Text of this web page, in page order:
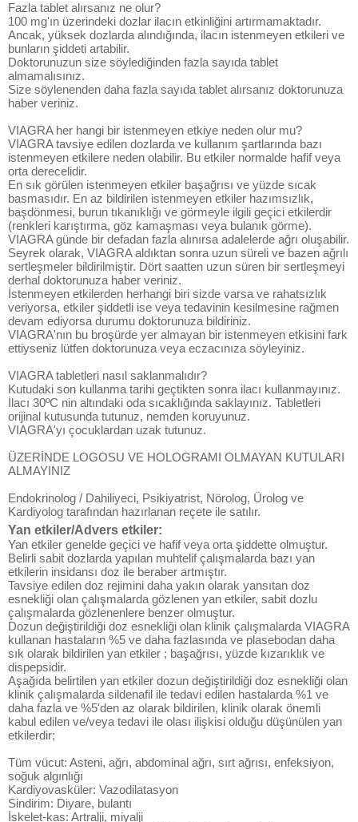
Fazla tablet alırsanız ne olur?
100 mg'ın üzerindeki dozlar ilacın etkinliğini artırmamaktadır.
Ancak, yüksek dozlarda alındığında, ilacın istenmeyen etkileri ve
bunların şiddeti artabilir.
Doktorunuzun size söylediğinden fazla sayıda tablet
almamalısınız.
Size söylenenden daha fazla sayıda tablet alırsanız doktorunuza
haber veriniz.
VIAGRA her hangi bir istenmeyen etkiye neden olur mu?
VIAGRA tavsiye edilen dozlarda ve kullanım şartlarında bazı
istenmeyen etkilere neden olabilir. Bu etkiler normalde hafif veya
orta derecelidir.
En sık görülen istenmeyen etkiler başağrısı ve yüzde sıcak
basmasıdır. En az bildirilen istenmeyen etkiler hazımsızlık,
başdönmesi, burun tıkanıklığı ve görmeyle ilgili geçici etkilerdir
(renkleri karıştırma, göz kamaşması veya bulanık görme).
VIAGRA günde bir defadan fazla alınırsa adalelerde ağrı oluşabilir.
Seyrek olarak, VIAGRA aldıktan sonra uzun süreli ve bazen ağrılı
sertleşmeler bildirilmiştir. Dört saatten uzun süren bir sertleşmeyi
derhal doktorunuza haber veriniz.
İstenmeyen etkilerden herhangi biri sizde varsa ve rahatsızlık
veriyorsa, etkiler şiddetli ise veya tedavinin kesilmesine rağmen
devam ediyorsa durumu doktorunuza bildiriniz.
VIAGRA'nın bu broşürde yer almayan bir istenmeyen etkisini fark
ettiyseniz lütfen doktorunuza veya eczacınıza söyleyiniz.
VIAGRA tabletleri nasıl saklanmalıdır?
Kutudaki son kullanma tarihi geçtikten sonra ilacı kullanmayınız.
İlacı 30ºC nin altındaki oda sıcaklığında saklayınız. Tabletleri
orijinal kutusunda tutunuz, nemden koruyunuz.
VIAGRA'yı çocuklardan uzak tutunuz.
ÜZERİNDE LOGOSU VE HOLOGRAMI OLMAYAN KUTULARI
ALMAYINIZ
Endokrinolog / Dahiliyeci, Psikiyatrist, Nörolog, Ürolog ve
Kardiyolog tarafından hazırlanan reçete ile satılır.
Yan etkiler/Advers etkiler:
Yan etkiler genelde geçici ve hafif veya orta şiddette olmuştur.
Belirli sabit dozlarda yapılan muhtelif çalışmalarda bazı yan
etkilerin insidansı doz ile beraber artmıştır.
Tavsiye edilen doz rejimini daha yakın olarak yansıtan doz
esnekliği olan çalışmalarda gözlenen yan etkiler, sabit dozlu
çalışmalarda gözlenenlere benzer olmuştur.
Dozun değiştirildiği doz esnekliği olan klinik çalışmalarda VIAGRA
kullanan hastaların %5 ve daha fazlasında ve plasebodan daha
sık olarak bildirilen yan etkiler ; başağrısı, yüzde kızarıklık ve
dispepsidir.
Aşağıda belirtilen yan etkiler dozun değiştirildiği doz esnekliği olan
klinik çalışmalarda sildenafil ile tedavi edilen hastalarda %1 ve
daha fazla ve %5'den az olarak bildirilen, klinik olarak önemli
kabul edilen ve/veya tedavi ile olası ilişkisi olduğu düşünülen yan
etkilerdir;
Tüm vücut: Asteni, ağrı, abdominal ağrı, sırt ağrısı, enfeksiyon,
soğuk algınlığı
Kardiyovasküler: Vazodilatasyon
Sindirim: Diyare, bulantı
İskelet-kas: Artralji, miyalji